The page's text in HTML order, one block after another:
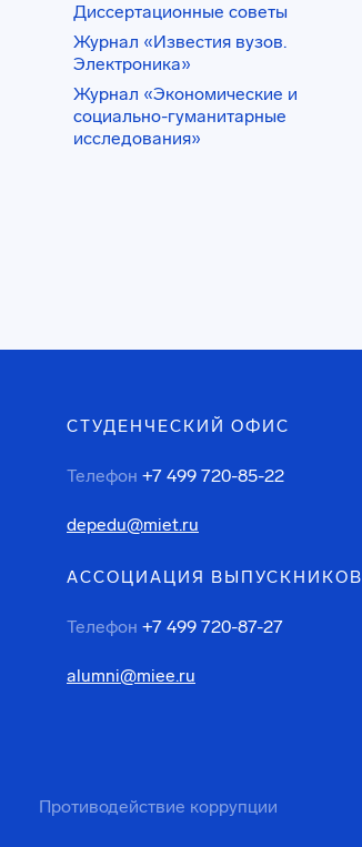
Диссертационные советы
Журнал «Известия вузов.
Электроника»
Журнал «Экономические и
социально-гуманитарные
исследования»
СТУДЕНЧЕСКИЙ ОФИС
Телефон +7 499 720-85-22
depedu@miet.ru
АССОЦИАЦИЯ ВЫПУСКНИКОВ
Телефон +7 499 720-87-27
alumni@miee.ru
Противодействие коррупции